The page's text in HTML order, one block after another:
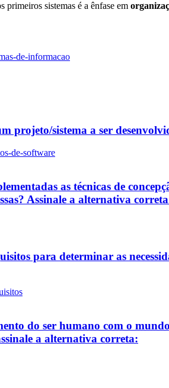
primeiros sistemas é a ênfase em
de-informacao
projeto/sistema a ser
de-software
as técnicas de
Assinale a alternativa
para determinar as
do ser humano com o
a alternativa correta: